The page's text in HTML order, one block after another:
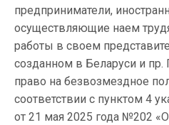
предприниматели,
осуществляющие наем
работы в своем
созданном в Беларуси и
право на безвозмездное
соответствии с пунктом 4
от 21 мая 2025 года №202